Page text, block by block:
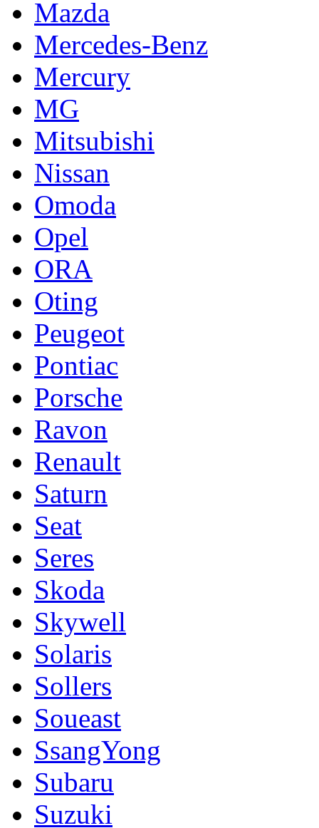
Mazda
Mercedes-Benz
Mercury
MG
Mitsubishi
Nissan
Omoda
Opel
ORA
Oting
Peugeot
Pontiac
Porsche
Ravon
Renault
Saturn
Seat
Seres
Skoda
Skywell
Solaris
Sollers
Soueast
SsangYong
Subaru
Suzuki